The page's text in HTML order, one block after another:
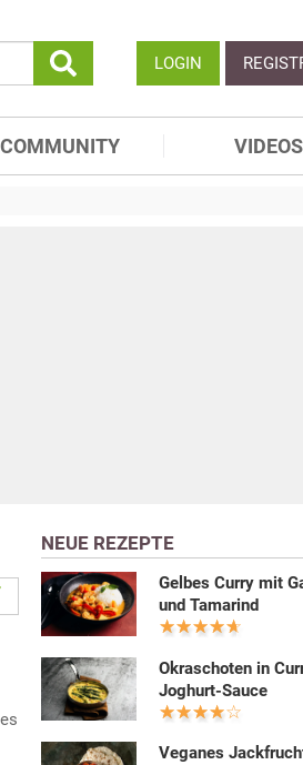
LOGIN
COMMUNITY VIDEOS
NEUE REZEPTE
Gelbes Curry mit
und Tamarind
Okraschoten in
Joghurt-Sauce
Veganes